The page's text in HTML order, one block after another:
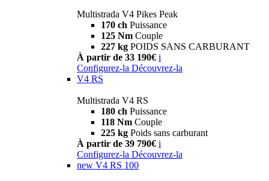
Multistrada V4 Pikes Peak
170 ch Puissance
125 Nm Couple
227 kg POIDS SANS CARBURANT
À partir de 33 190€ i
Configurez-la Découvrez-la
V4 RS
Multistrada V4 RS
180 ch Puissance
118 Nm Couple
225 kg Poids sans carburant
À partir de 39 790€ i
Configurez-la Découvrez-la
new V4 RS 100